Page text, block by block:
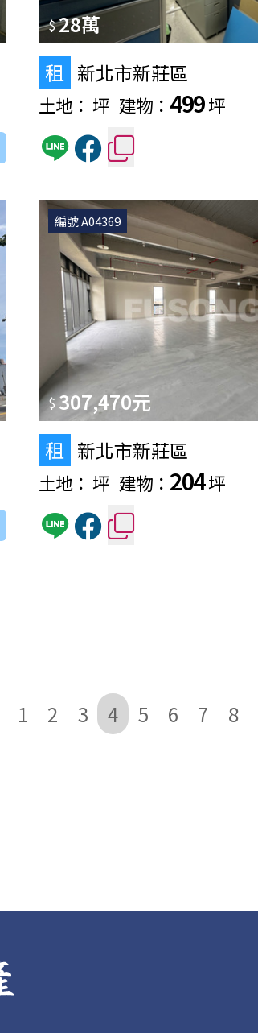
$28萬
租 新北市新莊區
土地： 坪 建物： 499坪
編號 A04369
$307,470元
租 新北市新莊區
土地： 坪 建物： 204坪
1 2 3 4 5 6 7 8